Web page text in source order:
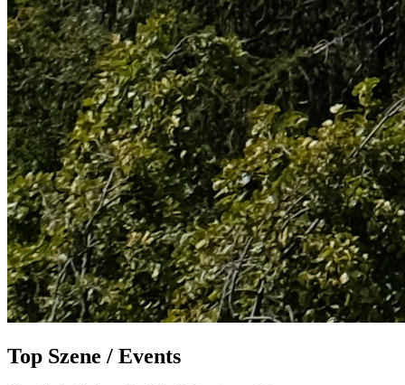
Top Szene / Events